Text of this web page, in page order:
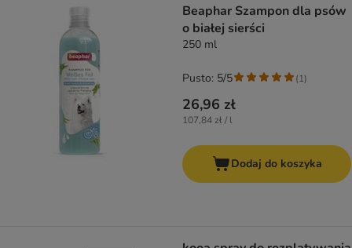
Beaphar Szampon dla psów
o białej sierści
250 ml
26,96 zł
107,84 zł / l
Pusto: 5/5 (1)
Dodaj do koszyka